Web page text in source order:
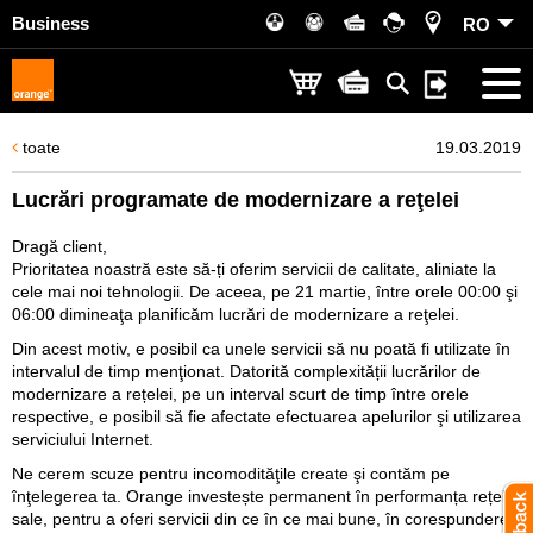
Business RO
toate 19.03.2019
Lucrări programate de modernizare a reţelei
Dragă client,
Prioritatea noastră este să-ți oferim servicii de calitate, aliniate la
cele mai noi tehnologii. De aceea, pe 21 martie, între orele 00:00 şi
06:00 dimineaţa planificăm lucrări de modernizare a reţelei.
Din acest motiv, e posibil ca unele servicii să nu poată fi utilizate în
intervalul de timp menţionat. Datorită complexității lucrărilor de
modernizare a rețelei, pe un interval scurt de timp între orele
respective, e posibil să fie afectate efectuarea apelurilor şi utilizarea
serviciului Internet.
Ne cerem scuze pentru incomodităţile create şi contăm pe
înţelegerea ta. Orange investește permanent în performanța rețelei
sale, pentru a oferi servicii din ce în ce mai bune, în corespundere